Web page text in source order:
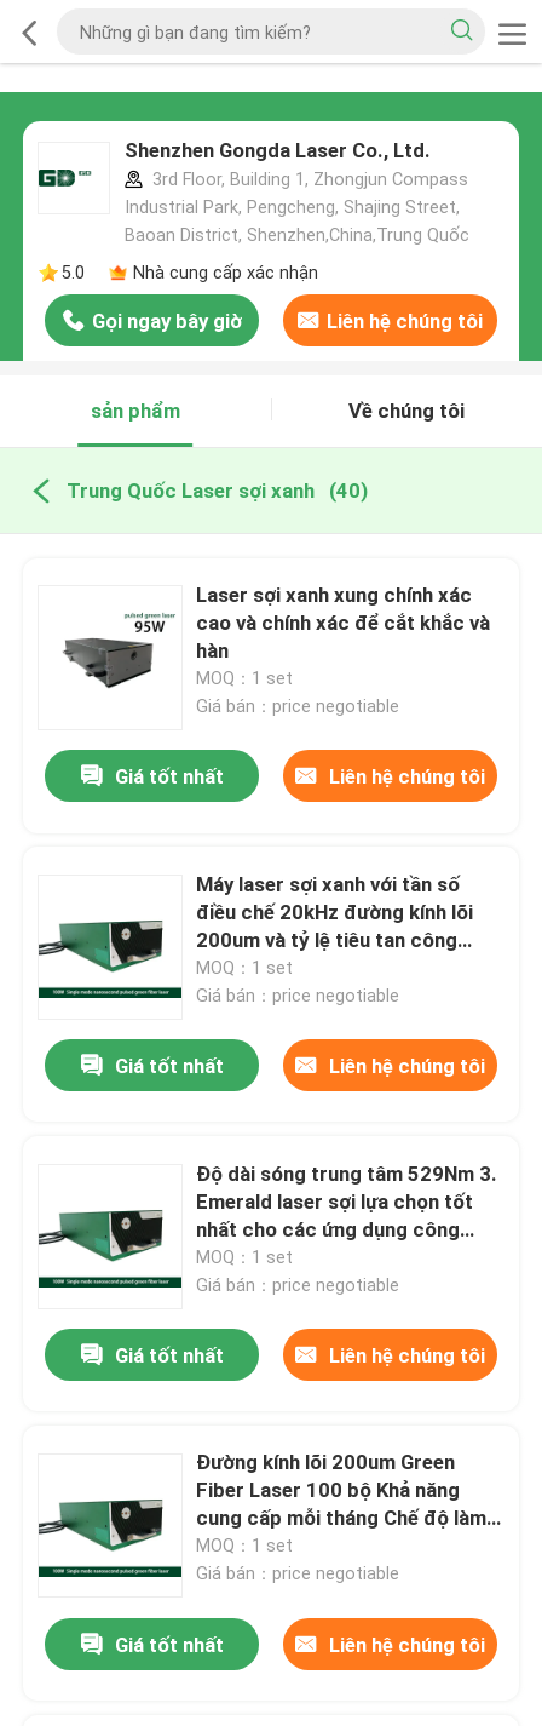
Shenzhen Gongda Laser Co., Ltd.
3rd Floor, Building 1, Zhongjun Compass
Industrial Park, Pengcheng, Shajing Street,
Baoan District, Shenzhen,China,Trung Quốc
5.0
Nhà cung cấp xác nhận
Gọi ngay bây giờ Liên hệ chúng tôi
sản phẩm Về chúng tôi
Trung Quốc Laser sợi xanh (40)
Laser sợi xanh xung chính xác
cao và chính xác để cắt khắc và
hàn
MOQ：1 set
Giá bán：price negotiable
Giá tốt nhất Liên hệ chúng tôi
Máy laser sợi xanh với tần số
điều chế 20kHz đường kính lõi
200um và tỷ lệ tiêu tan công
nghiệp 15dB
MOQ：1 set
Giá bán：price negotiable
Giá tốt nhất Liên hệ chúng tôi
Độ dài sóng trung tâm 529Nm 3.
Emerald laser sợi lựa chọn tốt
nhất cho các ứng dụng công
nghiệp
MOQ：1 set
Giá bán：price negotiable
Giá tốt nhất Liên hệ chúng tôi
Đường kính lõi 200um Green
Fiber Laser 100 bộ Khả năng
cung cấp mỗi tháng Chế độ làm
việc liên tục / điều chế
MOQ：1 set
Giá bán：price negotiable
Giá tốt nhất Liên hệ chúng tôi